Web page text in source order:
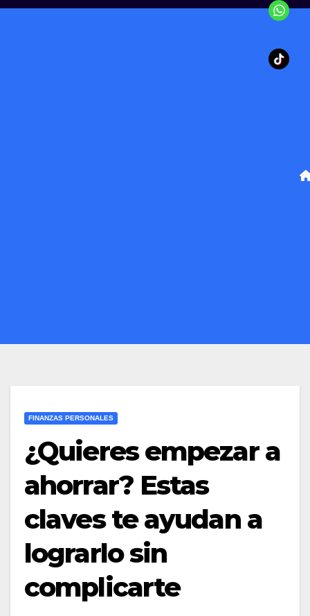
FINANZAS PERSONALES
¿Quieres empezar a
ahorrar? Estas
claves te ayudan a
lograrlo sin
complicarte